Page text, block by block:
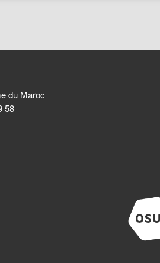
du Maroc
58